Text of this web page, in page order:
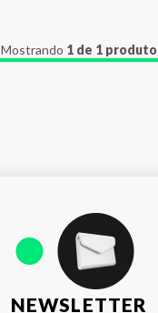
Mostrando 1 de 1 produto
NEWSLETTER